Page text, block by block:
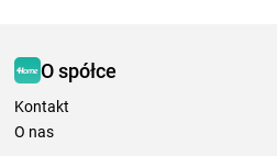
O spółce
Kontakt
O nas